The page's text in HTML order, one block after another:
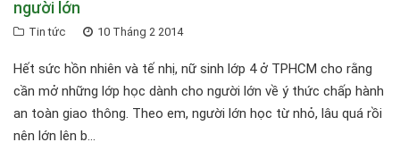
người lớn
Tin tức 10 Tháng 2 2014
Hết sức hồn nhiên và tế nhị, nữ sinh lớp 4 ở TPHCM cho rằng
cần mở những lớp học dành cho người lớn về ý thức chấp hành
an toàn giao thông. Theo em, người lớn học từ nhỏ, lâu quá rồi
nên lớn lên b...